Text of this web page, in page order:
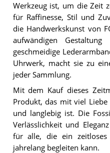
Werkzeug ist, um die Zeit
für Raffinesse, Stil und
die Handwerkskunst von
aufwändigen
geschmeidige
Uhrwerk, macht sie zu
jeder Sammlung.
Mit dem Kauf dieses
Produkt, das mit viel
und langlebig ist. Die
Verlässlichkeit und
für alle, die ein zeitloses
jahrelang begleiten kann.